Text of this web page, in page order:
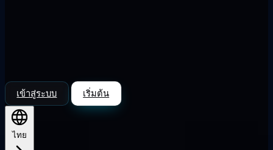
เข้าสู่ระบบ เริ่มต้น
ไทย